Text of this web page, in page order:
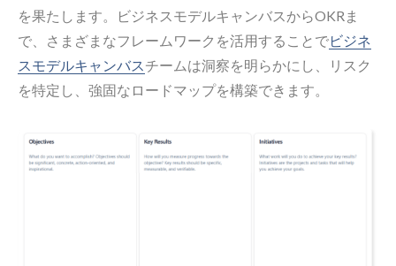
を果たします。ビジネスモデルキャンバスからOKRま
で、さまざまなフレームワークを活用することでビジネ
スモデルキャンバスチームは洞察を明らかにし、リスク
を特定し、強固なロードマップを構築できます。